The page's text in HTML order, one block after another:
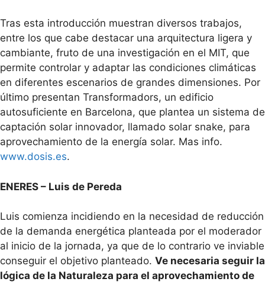
Tras esta introducción muestran diversos trabajos,
entre los que cabe destacar una arquitectura ligera y
cambiante, fruto de una investigación en el MIT, que
permite controlar y adaptar las condiciones climáticas
en diferentes escenarios de grandes dimensiones. Por
último presentan Transformadors, un edificio
autosuficiente en Barcelona, que plantea un sistema de
captación solar innovador, llamado solar snake, para
aprovechamiento de la energía solar. Mas info.
www.dosis.es.
ENERES – Luis de Pereda
Luis comienza incidiendo en la necesidad de reducción
de la demanda energética planteada por el moderador
al inicio de la jornada, ya que de lo contrario ve inviable
conseguir el objetivo planteado. Ve necesaria seguir la
lógica de la Naturaleza para el aprovechamiento de